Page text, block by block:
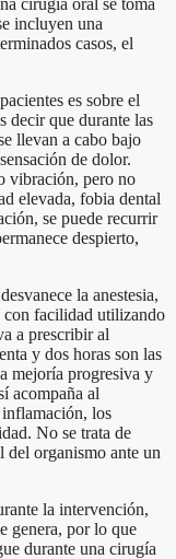
incluyen una
casos, el
es sobre el
decir que durante las
llevan a cabo bajo
de dolor.
vibración, pero no
elevada, fobia dental
se puede recurrir
despierto,
la anestesia,
con facilidad utilizando
a prescribir al
y dos horas son las
mejoría progresiva y
acompaña al
los
No se trata de
del organismo ante un
la intervención,
genera, por lo que
durante una cirugía